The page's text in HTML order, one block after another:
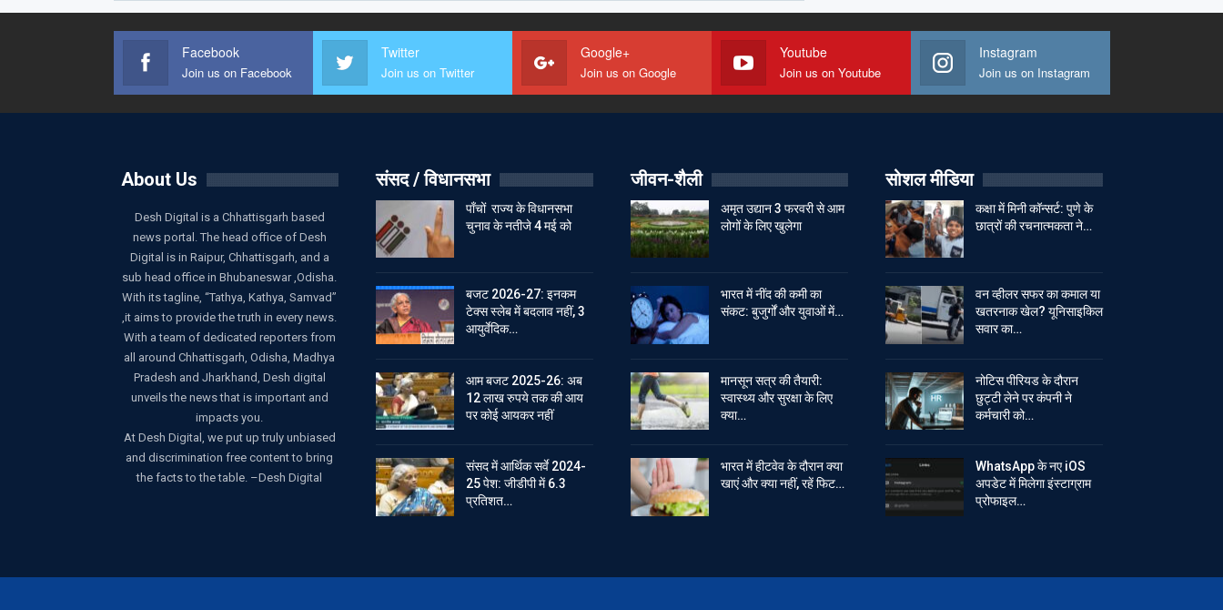
Facebook
Join us on Facebook
Twitter
Join us on Twitter
Google+
Join us on Google
Youtube
Join us on Youtube
Instagram
Join us on Instagram
About Us
Desh Digital is a Chhattisgarh based
news portal. The head office of Desh
Digital is in Raipur, Chhattisgarh, and a
sub head office in Bhubaneswar ,Odisha.
With its tagline, “Tathya, Kathya, Samvad”
,it aims to provide the truth in every news.
With a team of dedicated reporters from
all around Chhattisgarh, Odisha, Madhya
Pradesh and Jharkhand, Desh digital
unveils the news that is important and
impacts you.
At Desh Digital, we put up truly unbiased
and discrimination free content to bring
the facts to the table. –Desh Digital
संसद / विधानसभा
पाँचों राज्य के विधानसभा
चुनाव के नतीजे 4 मई को
बजट 2026-27: इनकम
टेक्स स्लेब में बदलाव नहीं, 3
आयुर्वेदिक…
आम बजट 2025-26: अब
12 लाख रुपये तक की आय
पर कोई आयकर नहीं
संसद में आर्थिक सर्वे 2024-
25 पेश: जीडीपी में 6.3
प्रतिशत…
जीवन-शैली
अमृत उद्यान 3 फरवरी से आम
लोगों के लिए खुलेगा
भारत में नींद की कमी का
संकट: बुजुर्गों और युवाओं में…
मानसून सत्र की तैयारी:
स्वास्थ्य और सुरक्षा के लिए
क्या…
भारत में हीटवेव के दौरान क्या
खाएं और क्या नहीं, रहें फिट…
सोशल मीडिया
कक्षा में मिनी कॉन्सर्ट: पुणे के
छात्रों की रचनात्मकता ने…
वन व्हीलर सफर का कमाल या
खतरनाक खेल? यूनिसाइकिल
सवार का…
नोटिस पीरियड के दौरान
छुट्टी लेने पर कंपनी ने
कर्मचारी को…
WhatsApp के नए iOS
अपडेट में मिलेगा इंस्टाग्राम
प्रोफाइल…